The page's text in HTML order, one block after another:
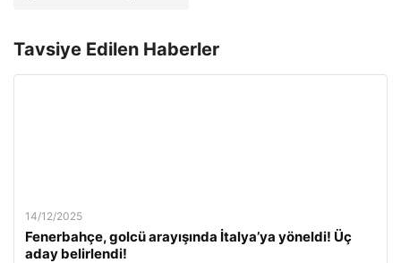
Tavsiye Edilen Haberler
14/12/2025
Fenerbahçe, golcü arayışında İtalya’ya yöneldi! Üç
aday belirlendi!